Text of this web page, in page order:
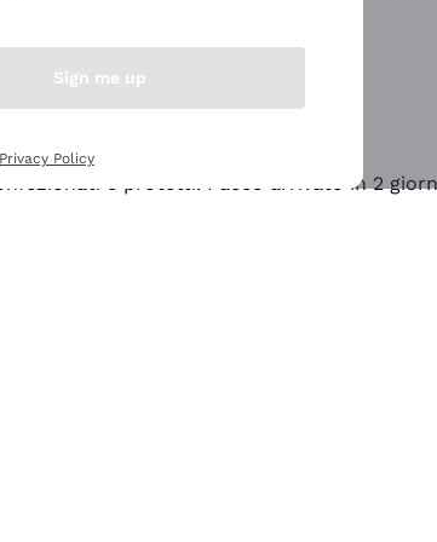
e protetti. Pacco arrivato in 2
Sign me up
Privacy Policy